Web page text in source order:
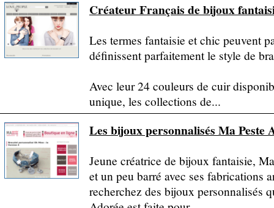
Créateur Français de bijoux
Les termes fantaisie et chic peuvent
définissent parfaitement le style de
Avec leur 24 couleurs de cuir
unique, les collections de...
Les bijoux personnalisés Ma Peste
Jeune créatrice de bijoux fantaisie,
et un peu barré avec ses fabrications
recherchez des bijoux personnalisés